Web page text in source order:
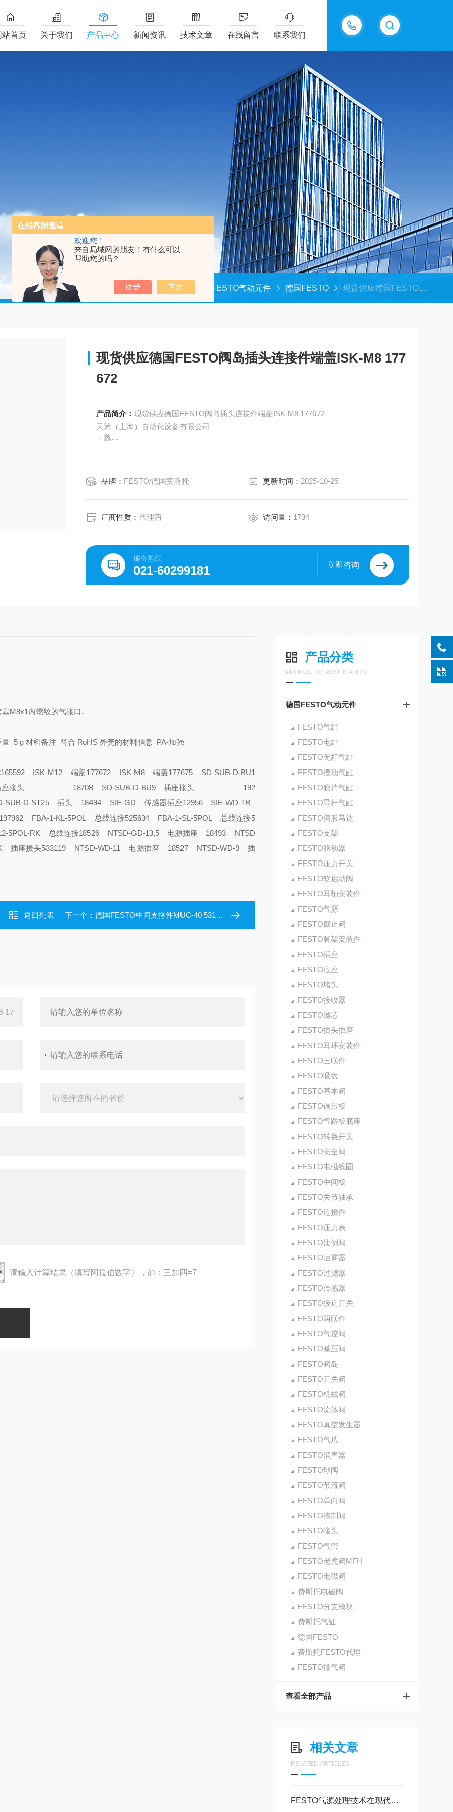
欢迎您！
来自局域网的朋友！有什么可以
帮助您的吗？
18217294416
站首页 关于我们 产品中心 新闻资讯 技术文章 在线留言 联系我们
首页 产品中心 德国FESTO气动元件 德国FESTO 现货供应德国FESTO阀岛插头连接件端盖ISK-M8 177672
现货供应德国FESTO阀岛插头连接件端盖ISK-M8 177
672
产品简介：现货供应德国FESTO阀岛插头连接件端盖ISK-M8 177672
天筹（上海）自动化设备有限公司
：魏
/
品牌： FESTO/德国费斯托 更新时间： 2025-10-25
厂商性质：代理商 访问量： 1734
服务热线
021-60299181 立即咨询
产品分类
PRODUCT CLASSIFICATION
德国FESTO气动元件
FESTO气缸
FESTO电缸
FESTO无杆气缸
FESTO摆动气缸
FESTO膜片气缸
FESTO导杆气缸
FESTO伺服马达
FESTO支架
FESTO驱动器
FESTO压力开关
FESTO软启动阀
FESTO耳轴安装件
FESTO气源
FESTO截止阀
FESTO脚架安装件
FESTO插座
FESTO底座
FESTO堵头
FESTO接收器
FESTO滤芯
FESTO插头插座
FESTO耳环安装件
FESTO三联件
FESTO吸盘
FESTO基本阀
FESTO调压板
FESTO气路板底座
FESTO转换开关
FESTO安全阀
FESTO电磁线圈
FESTO中间板
FESTO关节轴承
FESTO连接件
FESTO压力表
FESTO比例阀
FESTO油雾器
FESTO过滤器
FESTO传感器
FESTO接近开关
FESTO两联件
FESTO气控阀
FESTO减压阀
FESTO阀岛
FESTO开关阀
FESTO机械阀
FESTO流体阀
FESTO真空发生器
FESTO气爪
FESTO消声器
FESTO球阀
FESTO节流阀
FESTO单向阀
FESTO控制阀
FESTO接头
FESTO气管
FESTO老虎阀MFH
FESTO电磁阀
费斯托电磁阀
FESTO分支模块
费斯托气缸
德国FESTO
费斯托FESTO代理
FESTO排气阀
查看全部产品
相关文章
RELATED ARTICLES
FESTO气源处理技术在现代工业中的应用
塞M8x1内螺纹的气接口.
量 5 g材料备注 符合 RoHS外壳的材料信息 PA-加强
165592 ISK-M12 端盖177672 ISK-M8 端盖177675 SD-SUB-D-BU1
插座接头 18708 SD-SUB-D-BU9 插座接头 192
SUB-D-ST25 插头 18494 SIE-GD 传感器插座12956 SIE-WD-TR
FBA-1-KL-5POL 总线连接525634 FBA-1-SL-5POL 总线连接5
5POL-RK 总线连接18526 NTSD-GD-13,5 电源插座 18493 NTSD
插座接头533119 NTSD-WD-11 电源插座 18527 NTSD-WD-9 插
返回列表 下一个： 德国FESTO中间支撑件MUC-40 531755 用DGC/DGCI
请输入计算结果（填写阿拉伯数字），如：三加四=7